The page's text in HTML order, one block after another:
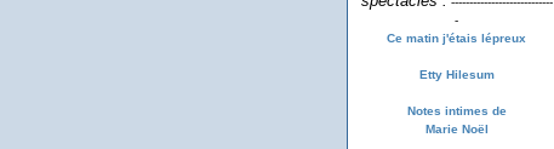
-
Ce matin j'étais lépreux
Etty Hilesum
Notes intimes de
Marie Noël